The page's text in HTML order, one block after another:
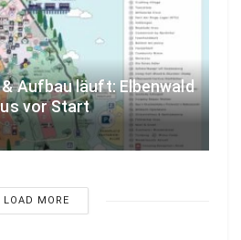
Aufbau läuft: Elbenwald
vor Start
LOAD MORE